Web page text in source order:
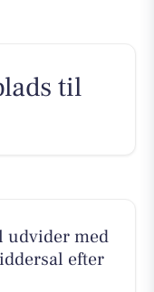
til
udvider med
efter